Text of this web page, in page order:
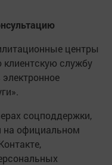
центры
службу
соцподдержки,
на официальном